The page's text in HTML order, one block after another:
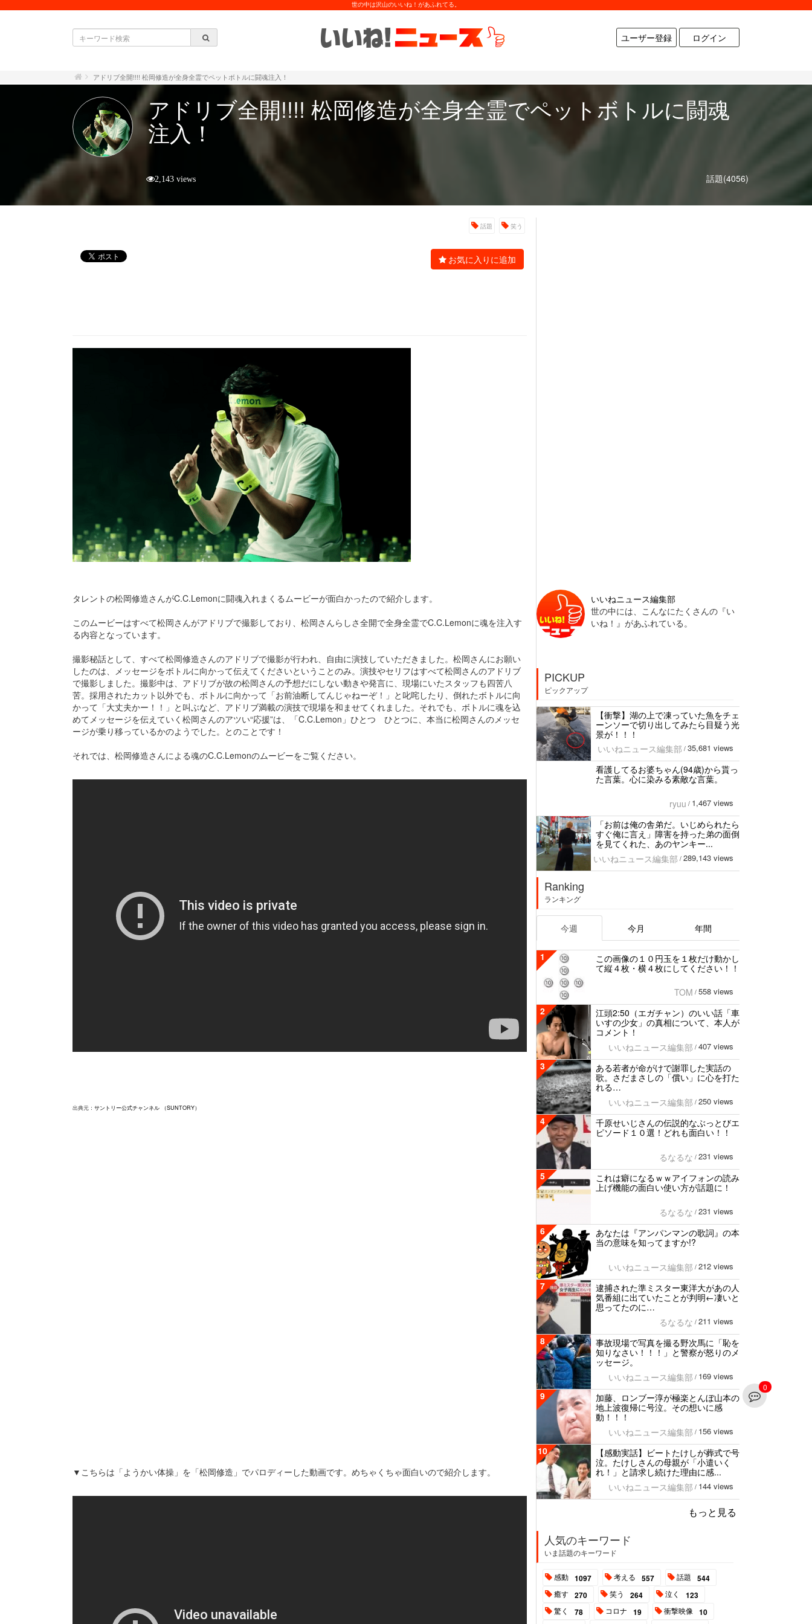
世の中は沢山のいいね！があふれてる。
ユーザー登録 ログイン
アドリブ全開!!!! 松岡修造が全身全霊でペットボトルに闘魂注入！
アドリブ全開!!!! 松岡修造が全身全霊でペットボトルに闘魂
注入！
話題(4056)
2,143 views
話題 笑う
お気に入りに追加
タレントの松岡修造さんがC.C.Lemonに闘魂入れまくるムービーが面白かったので紹介します。
このムービーはすべて松岡さんがアドリブで撮影しており、松岡さんらしさ全開で全身全霊でC.C.Lemonに魂を注入す
る内容となっています。
撮影秘話として、すべて松岡修造さんのアドリブで撮影が行われ、自由に演技していただきました。松岡さんにお願い
したのは、メッセージをボトルに向かって伝えてくださいということのみ。演技やセリフはすべて松岡さんのアドリブ
で撮影しました。撮影中は、アドリブが故の松岡さんの予想だにしない動きや発言に、現場にいたスタッフも四苦八
苦。採用されたカット以外でも、ボトルに向かって「お前油断してんじゃねーぞ！」と叱咤したり、倒れたボトルに向
かって「大丈夫かー！！」と叫ぶなど、アドリブ満載の演技で現場を和ませてくれました。それでも、ボトルに魂を込
めてメッセージを伝えていく松岡さんのアツい“応援”は、「C.C.Lemon」ひとつ ひとつに、本当に松岡さんのメッセ
ージが乗り移っているかのようでした。とのことです！
それでは、松岡修造さんによる魂のC.C.Lemonのムービーをご覧ください。
出典元： サントリー公式チャンネル （SUNTORY）
▼こちらは「ようかい体操」を「松岡修造」でパロディーした動画です。めちゃくちゃ面白いので紹介します。
0
いいねニュース編集部
世の中には、こんなにたくさんの『い
いね！』があふれている。
PICKUP
ピックアップ
【衝撃】湖の上で凍っていた魚をチェ
ーンソーで切り出してみたら目疑う光
景が！！！
いいねニュース編集部 / 35,681 views
看護してるお婆ちゃん(94歳)から貰っ
た言葉。心に染みる素敵な言葉。
ryuu / 1,467 views
「お前は俺の舎弟だ。いじめられたら
すぐ俺に言え」障害を持った弟の面倒
を見てくれた、あのヤンキー...
いいねニュース編集部 / 289,143 views
Ranking
ランキング
今週 今月 年間
1
この画像の１０円玉を１枚だけ動かし
て縦４枚・横４枚にしてください！！
TOM / 558 views
2
江頭2:50（エガチャン）のいい話「車
いすの少女」の真相について、本人が
コメント！
いいねニュース編集部 / 407 views
3
ある若者が命がけで謝罪した実話の
歌。さだまさしの「償い」に心を打た
れる…
いいねニュース編集部 / 250 views
4
千原せいじさんの伝説的なぶっとびエ
ピソード１０選！どれも面白い！！
るなるな / 231 views
5
これは癖になるｗｗアイフォンの読み
上げ機能の面白い使い方が話題に！
るなるな / 231 views
6
あなたは『アンパンマンの歌詞』の本
当の意味を知ってますか!?
いいねニュース編集部 / 212 views
7
逮捕された準ミスター東洋大があの人
気番組に出ていたことが判明←凄いと
思ってたのに…
るなるな / 211 views
8
事故現場で写真を撮る野次馬に「恥を
知りなさい！！！」と警察が怒りのメ
ッセージ。
いいねニュース編集部 / 169 views
9
加藤、ロンブー淳が極楽とんぼ山本の
地上波復帰に号泣。その想いに感
動！！！
いいねニュース編集部 / 156 views
10
【感動実話】ビートたけしが葬式で号
泣。たけしさんの母親が「小遣いく
れ！」と請求し続けた理由に感...
いいねニュース編集部 / 144 views
もっと見る
人気のキーワード
いま話題のキーワード
感動 1097 考える 557 話題 544
癒す 270 笑う 264 泣く 123
驚く 78 コロナ 19 衝撃映像 10